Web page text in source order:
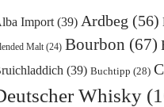
Import(39) Ardbeg (56)
Malt(24) Bourbon (67)
(39) Buchtipp (28)
Whisky